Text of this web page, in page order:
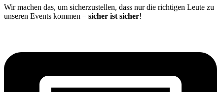
Wir machen das, um sicherzustellen, dass nur die richtigen Leute zu
unseren Events kommen – sicher ist sicher!